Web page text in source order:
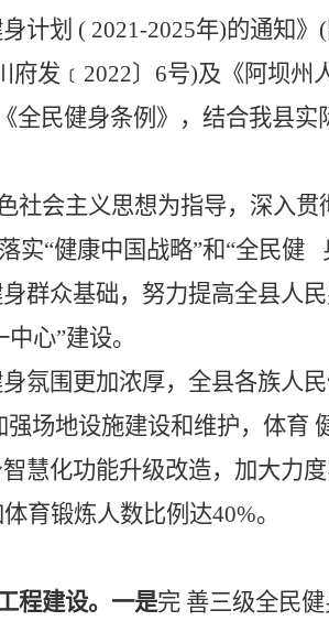
计划 ( 2021-2025年)的通知》
府发 ﹝ 2022〕6号)及《阿坝州
全民健身条例》，结合我县实
社会主义思想为指导，深入
“健康中国战略”和“全民健
群众基础，努力提高全县人
心”建设。
氛围更加浓厚，全县各族人
场地设施建设和维护，体育
慧化功能升级改造，加大力
育锻炼人数比例达40%。
程建设。 一是完 善三级全民